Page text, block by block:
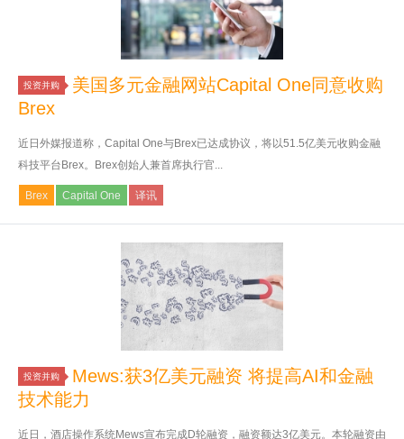
投资并购
美国多元金融网站Capital One同意收购
Brex
近日外媒报道称，Capital One与Brex已达成协议，将以51.5亿美元收购金融
科技平台Brex。Brex创始人兼首席执行官...
Brex Capital One 译讯
投资并购
Mews:获3亿美元融资 将提高AI和金融
技术能力
近日，酒店操作系统Mews宣布完成D轮融资，融资额达3亿美元。本轮融资由